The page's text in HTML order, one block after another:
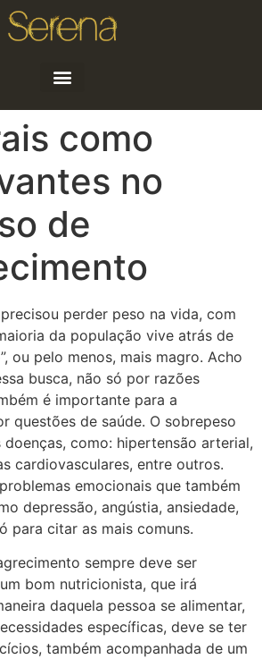
como
no
de
perder peso na vida, com
da população vive atrás de
ou pelo menos, mais magro. Acho
busca, não só por razões
é importante para a
questões de saúde. O sobrepeso
como: hipertensão arterial,
cardiovasculares, entre outros.
emocionais que também
depressão, angústia, ansiedade,
para citar as mais comuns.
sempre deve ser
bom nutricionista, que irá
daquela pessoa se alimentar,
específicas, deve se ter
também acompanhada de um